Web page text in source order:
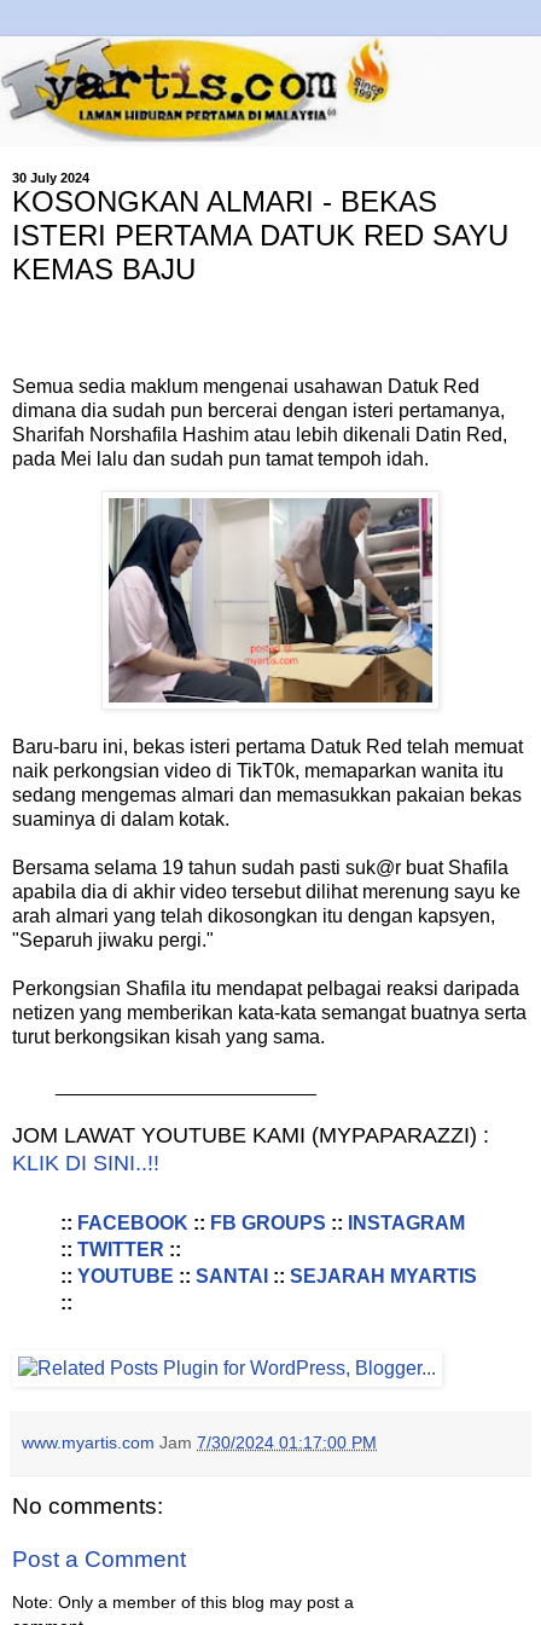
30 July 2024
KOSONGKAN ALMARI - BEKAS
ISTERI PERTAMA DATUK RED SAYU
KEMAS BAJU
Semua sedia maklum mengenai usahawan Datuk Red
dimana dia sudah pun bercerai dengan isteri pertamanya,
Sharifah Norshafila Hashim atau lebih dikenali Datin Red,
pada Mei lalu dan sudah pun tamat tempoh idah.
Baru-baru ini, bekas isteri pertama Datuk Red telah memuat
naik perkongsian video di TikT0k, memaparkan wanita itu
sedang mengemas almari dan memasukkan pakaian bekas
suaminya di dalam kotak.
Bersama selama 19 tahun sudah pasti suk@r buat Shafila
apabila dia di akhir video tersebut dilihat merenung sayu ke
arah almari yang telah dikosongkan itu dengan kapsyen,
"Separuh jiwaku pergi."
Perkongsian Shafila itu mendapat pelbagai reaksi daripada
netizen yang memberikan kata-kata semangat buatnya serta
turut berkongsikan kisah yang sama.
JOM LAWAT YOUTUBE KAMI (MYPAPARAZZI) :
KLIK DI SINI..!!
:: FACEBOOK :: FB GROUPS ::
INSTAGRAM
:: TWITTER ::
:: YOUTUBE :: SANTAI :: SEJARAH MYARTIS
::
www.myartis.com Jam 7/30/2024 01:17:00 PM
No comments:
Post a Comment
Note: Only a member of this blog may post a